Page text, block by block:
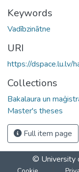
Keywords
Vadībzinātne
URI
https://dspace.lu.lv/
Collections
Bakalaura un
Master's theses
Full item page
© University